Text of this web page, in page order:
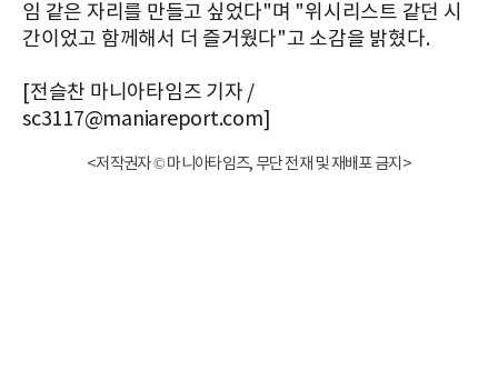
임 같은 자리를 만들고 싶었다"며 "위시리스트 같던 시
간이었고 함께해서 더 즐거웠다"고 소감을 밝혔다.
[전슬찬 마니아타임즈 기자 /
sc3117@maniareport.com]
<저작권자 © 마니아타임즈, 무단 전재 및 재배포 금지>